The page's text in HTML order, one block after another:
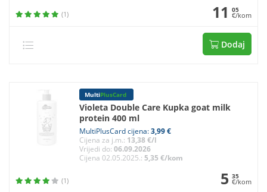
(1) 11 05
€/kom
Dodaj
MultiPlusCard
Violeta Double Care Kupka goat milk
protein 400 ml
MultiPlusCard cijena:3,99 €
Cijena za j.m.: 13,38 €/l
Vrijedi do: 06.09.2026
Cijena 02.05.2025.: 5,35 €/kom
(1) 5 35
€/kom